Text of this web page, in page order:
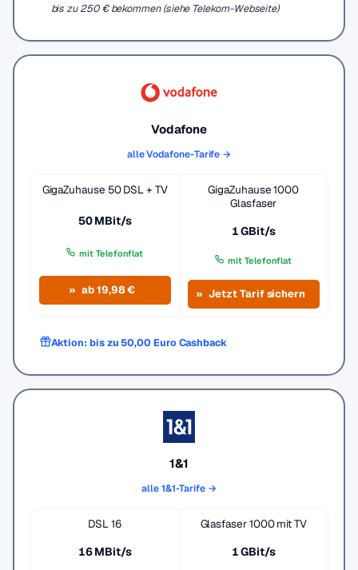
bis zu 250 € bekommen (siehe Telekom-Webseite)
Vodafone
alle Vodafone-Tarife →
GigaZuhause 50 DSL + TV
50 MBit/s
mit Telefonflat
ab 19,98 €
GigaZuhause 1000
Glasfaser
1 GBit/s
mit Telefonflat
Jetzt Tarif sichern
Aktion: bis zu 50,00 Euro Cashback
1&1
alle 1&1-Tarife →
DSL 16
16 MBit/s
Glasfaser 1000 mit TV
1 GBit/s